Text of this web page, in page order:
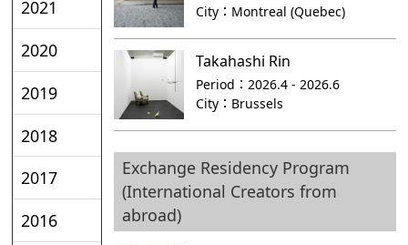
2021
2020
2019
2018
2017
2016
City： Montreal (Quebec)
Takahashi Rin
Period：2026.4 - 2026.6
City： Brussels
Exchange Residency Program
(International Creators from
abroad)